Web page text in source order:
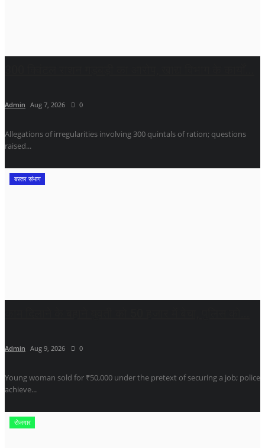
Admin Aug 7, 2026 0
Allegations of irregularities involving 300 quintals of ration; questions
raised...
बस्तर संभाग
Admin Aug 9, 2026 0
Young woman sold for ₹50,000 under the pretext of securing a job; police
achieve...
रोजगार